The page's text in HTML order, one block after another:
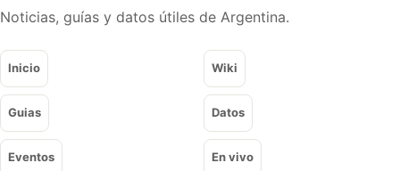
Noticias, guías y datos útiles de Argentina.
Inicio Wiki
Guias Datos
Eventos En vivo